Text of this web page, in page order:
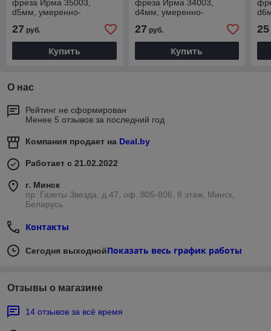
фреза Ирма 35003,
d5мм, умеренно-
Конус закругленный
27 руб.
Купить
фреза Ирма 34003,
d4мм, умеренно-
Конус закругленный
27 руб.
Купить
25
О нас
Рейтинг не сформирован
Менее 5 отзывов за последний год
Компания продает на Deal.by
Работает с 21.02.2022
г. Минск
пр. Газеты Звезда, д.47, оф. 805-806, 8 этаж, Минск,
Беларусь
Контакты
Сегодня выходнойПоказать весь график работы
Отзывы о магазине
14 отзывов за всё время